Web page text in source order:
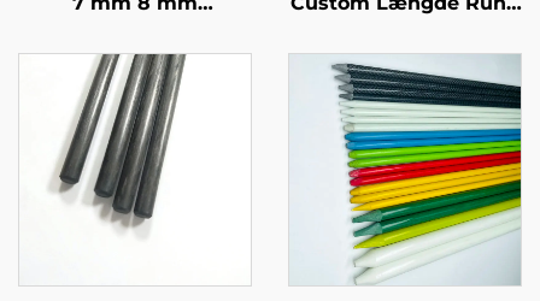
GFRP Pultrusion Solid
Fiberglas Pæl til
Landbrugspæl
Custom Kulfiber Rør